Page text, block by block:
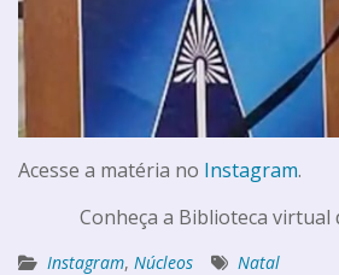
Acesse a matéria no Instagram.
Conheça a Biblioteca virtual
Instagram, Núcleos Natal